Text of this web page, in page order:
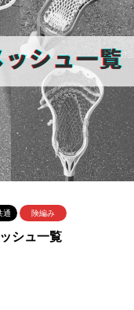
通 険編み
シュ一覧